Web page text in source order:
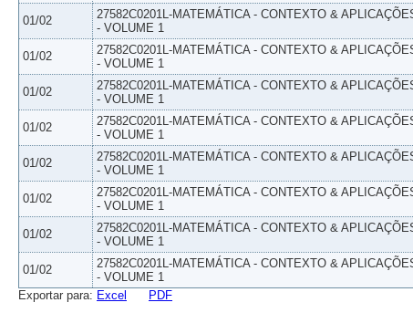
01/02
27582C0201L-MATEMÁTICA - CONTEXTO &
- VOLUME 1
01/02
27582C0201L-MATEMÁTICA - CONTEXTO &
- VOLUME 1
01/02
27582C0201L-MATEMÁTICA - CONTEXTO &
- VOLUME 1
01/02
27582C0201L-MATEMÁTICA - CONTEXTO &
- VOLUME 1
01/02
27582C0201L-MATEMÁTICA - CONTEXTO &
- VOLUME 1
01/02
27582C0201L-MATEMÁTICA - CONTEXTO &
- VOLUME 1
01/02
27582C0201L-MATEMÁTICA - CONTEXTO &
- VOLUME 1
01/02
27582C0201L-MATEMÁTICA - CONTEXTO &
- VOLUME 1
Exportar para: Excel PDF